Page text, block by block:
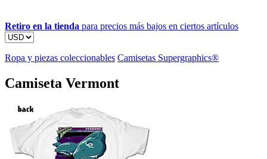
Retiro en la tienda para precios más bajos en ciertos artículos
Ropa y piezas coleccionables Camisetas Supergraphics®
Camiseta Vermont